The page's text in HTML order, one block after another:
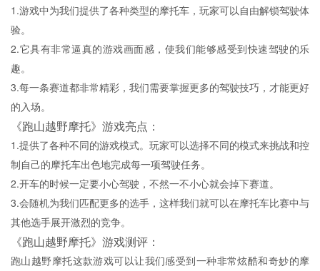
1.游戏中为我们提供了各种类型的摩托车，玩家可以自由解锁驾驶体
验。
2.它具有非常逼真的游戏画面感，使我们能够感受到快速驾驶的乐
趣。
3.每一条赛道都非常精彩，我们需要掌握更多的驾驶技巧，才能更好
的入场。
《跑山越野摩托》游戏亮点：
1.提供了各种不同的游戏模式。玩家可以选择不同的模式来挑战和控
制自己的摩托车出色地完成每一项驾驶任务。
2.开车的时候一定要小心驾驶，不然一不小心就会掉下赛道。
3.会随机为我们匹配更多的选手，这样我们就可以在摩托车比赛中与
其他选手展开激烈的竞争。
《跑山越野摩托》游戏测评：
跑山越野摩托这款游戏可以让我们感受到一种非常炫酷和奇妙的摩